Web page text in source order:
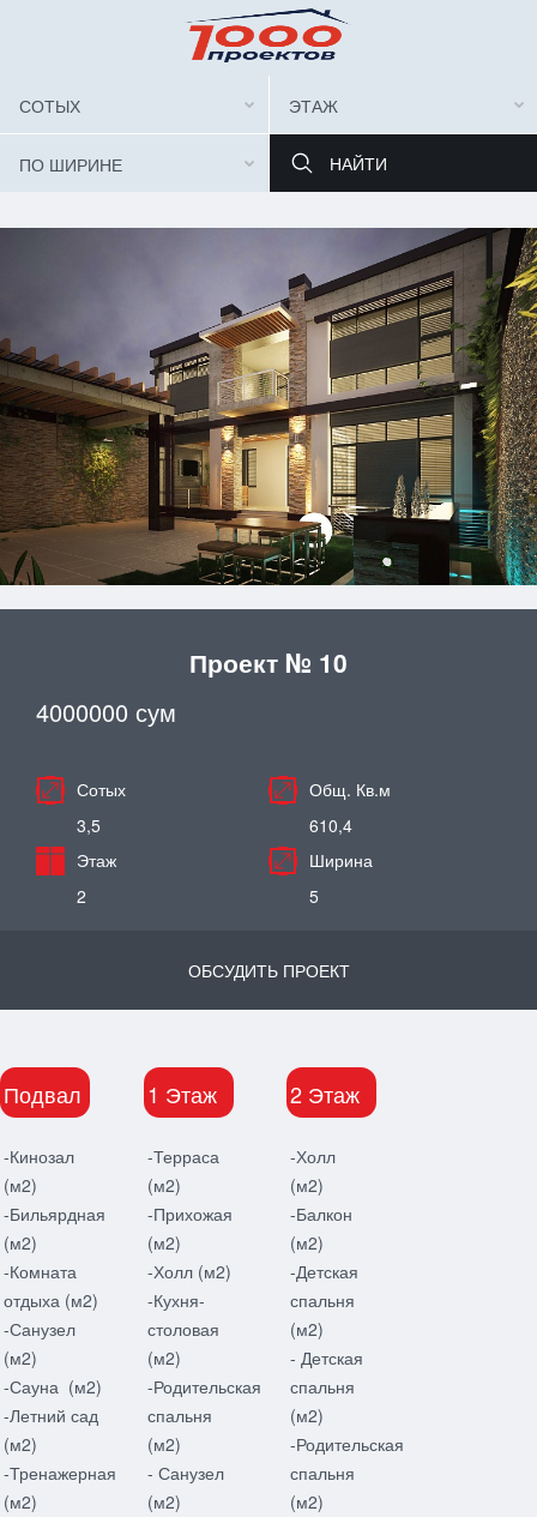
СОТЫХ ЭТАЖ
ПО ШИРИНЕ
Проект № 10
4000000 сум
Сотых
3,5
Общ. Кв.м
610,4
Этаж
2
Ширина
5
ОБСУДИТЬ ПРОЕКТ
Подвал
-Кинозал
(м2)
-Бильярдная
(м2)
-Комната
отдыха (м2)
-Санузел
(м2)
-Сауна (м2)
-Летний сад
(м2)
-Тренажерная
(м2)
1 Этаж
-Терраса
(м2)
-Прихожая
(м2)
-Холл (м2)
-Кухня-
столовая
(м2)
-Родительская
спальня
(м2)
- Санузел
(м2)
2 Этаж
-Холл
(м2)
-Балкон
(м2)
-Детская
спальня
(м2)
- Детская
спальня
(м2)
-Родительская
спальня
(м2)